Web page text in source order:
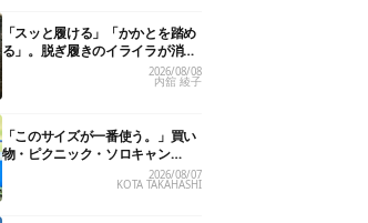
「スッと履ける」「かかとを踏め
る」。脱ぎ履きのイライラが消え
る快適“スニーカーサンダル”6選
2026/08/08
内舘 綾子
「このサイズが一番使う。」買い
物・ピクニック・ソロキャン
に“ちょうどいい”小型クーラーボ
ックス13選
2026/08/07
KOTA TAKAHASHI